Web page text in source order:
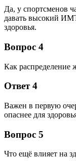
Да, у спортсменов
давать высокий
здоровья.
Вопрос 4
Как распределение
Ответ 4
Важен в первую
опаснее для
Вопрос 5
Что ещё влияет на